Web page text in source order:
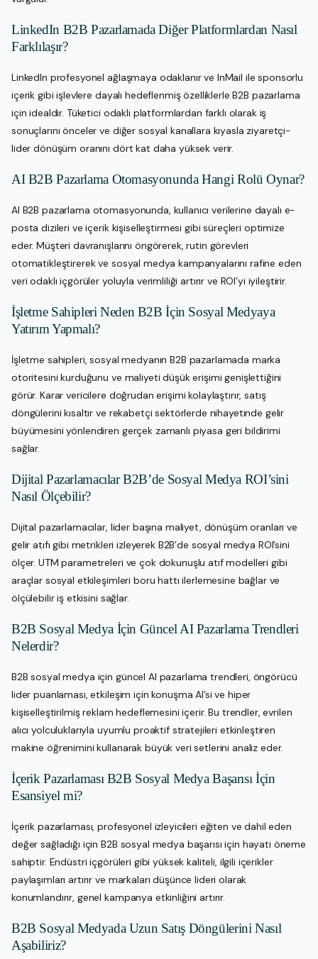
LinkedIn B2B Pazarlamada Diğer Platformlardan Nasıl
Farklılaşır?
LinkedIn profesyonel ağlaşmaya odaklanır ve InMail ile sponsorlu
içerik gibi işlevlere dayalı hedeflenmiş özelliklerle B2B pazarlama
için idealdir. Tüketici odaklı platformlardan farklı olarak iş
sonuçlarını önceler ve diğer sosyal kanallara kıyasla ziyaretçi-
lider dönüşüm oranını dört kat daha yüksek verir.
AI B2B Pazarlama Otomasyonunda Hangi Rolü Oynar?
AI B2B pazarlama otomasyonunda, kullanıcı verilerine dayalı e-
posta dizileri ve içerik kişiselleştirmesi gibi süreçleri optimize
eder. Müşteri davranışlarını öngörerek, rutin görevleri
otomatikleştirerek ve sosyal medya kampanyalarını rafine eden
veri odaklı içgörüler yoluyla verimliliği artırır ve ROI’yi iyileştirir.
İşletme Sahipleri Neden B2B İçin Sosyal Medyaya
Yatırım Yapmalı?
İşletme sahipleri, sosyal medyanın B2B pazarlamada marka
otoritesini kurduğunu ve maliyeti düşük erişimi genişlettiğini
görür. Karar vericilere doğrudan erişimi kolaylaştırır, satış
döngülerini kısaltır ve rekabetçi sektörlerde nihayetinde gelir
büyümesini yönlendiren gerçek zamanlı piyasa geri bildirimi
sağlar.
Dijital Pazarlamacılar B2B’de Sosyal Medya ROI’sini
Nasıl Ölçebilir?
Dijital pazarlamacılar, lider başına maliyet, dönüşüm oranları ve
gelir atıfı gibi metrikleri izleyerek B2B’de sosyal medya ROI’sini
ölçer. UTM parametreleri ve çok dokunuşlu atıf modelleri gibi
araçlar sosyal etkileşimleri boru hattı ilerlemesine bağlar ve
ölçülebilir iş etkisini sağlar.
B2B Sosyal Medya İçin Güncel AI Pazarlama Trendleri
Nelerdir?
B2B sosyal medya için güncel AI pazarlama trendleri, öngörücü
lider puanlaması, etkileşim için konuşma AI’si ve hiper
kişiselleştirilmiş reklam hedeflemesini içerir. Bu trendler, evrilen
alıcı yolculuklarıyla uyumlu proaktif stratejileri etkinleştiren
makine öğrenimini kullanarak büyük veri setlerini analiz eder.
İçerik Pazarlaması B2B Sosyal Medya Başarısı İçin
Esansiyel mi?
İçerik pazarlaması, profesyonel izleyicileri eğiten ve dahil eden
değer sağladığı için B2B sosyal medya başarısı için hayati öneme
sahiptir. Endüstri içgörüleri gibi yüksek kaliteli, ilgili içerikler
paylaşımları artırır ve markaları düşünce lideri olarak
konumlandırır, genel kampanya etkinliğini artırır.
B2B Sosyal Medyada Uzun Satış Döngülerini Nasıl
Aşabiliriz?